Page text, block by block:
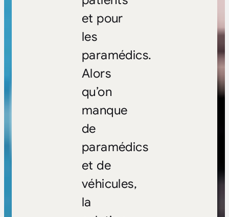
et pour
les
paramédics.
Alors
qu’on
manque
de
paramédics
et de
véhicules,
la